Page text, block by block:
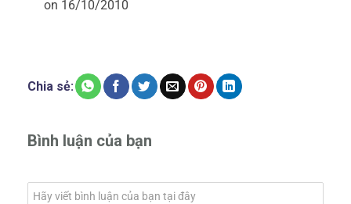
on 16/10/2010
Chia sẻ:
Bình luận của bạn